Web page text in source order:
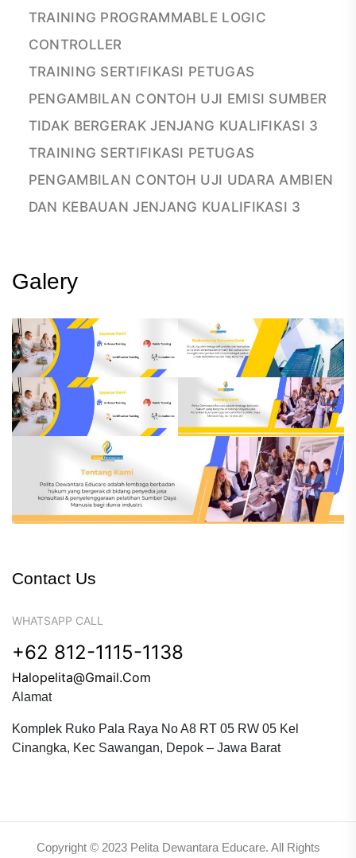
TRAINING PROGRAMMABLE LOGIC
CONTROLLER
TRAINING SERTIFIKASI PETUGAS
PENGAMBILAN CONTOH UJI EMISI SUMBER
TIDAK BERGERAK JENJANG KUALIFIKASI 3
TRAINING SERTIFIKASI PETUGAS
PENGAMBILAN CONTOH UJI UDARA AMBIEN
DAN KEBAUAN JENJANG KUALIFIKASI 3
Galery
Contact Us
WHATSAPP CALL
+62 812-1115-1138
Halopelita@gmail.com
Alamat
Komplek Ruko Pala Raya No A8 RT 05 RW 05 Kel
Cinangka, Kec Sawangan, Depok – Jawa Barat
Copyright © 2023 Pelita Dewantara Educare. All Rights